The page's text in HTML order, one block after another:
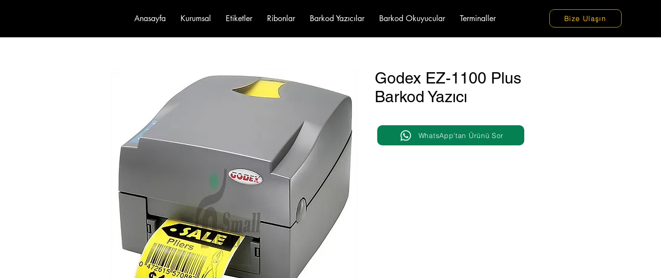
Anasayfa Kurumsal Etiketler Ribonlar Barkod Yazıcılar Barkod Okuyucular Terminaller Bize Ulaşın
Godex EZ-1100 Plus
Barkod Yazıcı
WhatsApp’tan Ürünü Sor